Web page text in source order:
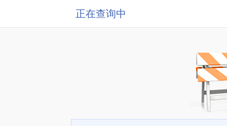
正在查询中